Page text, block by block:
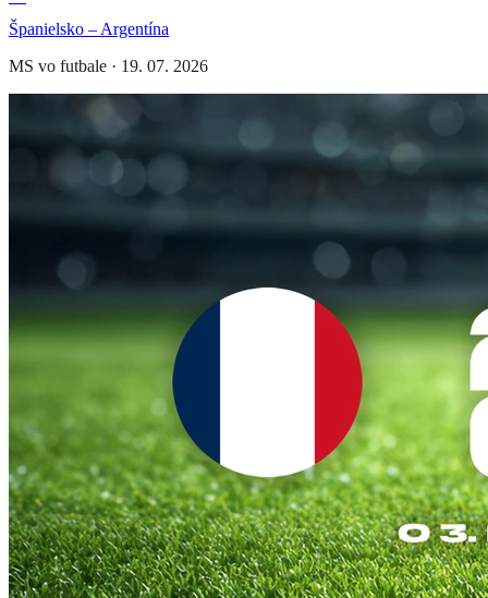
Španielsko – Argentína
MS vo futbale · 19. 07. 2026